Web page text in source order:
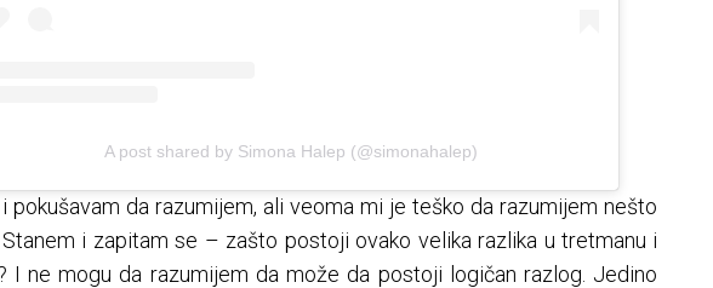
A post shared by Simona Halep (@simonahalep)
i pokušavam da razumijem, ali veoma mi je teško da razumijem nešto
Stanem i zapitam se – zašto postoji ovako velika razlika u tretmanu i
I ne mogu da razumijem da može da postoji logičan razlog. Jedino